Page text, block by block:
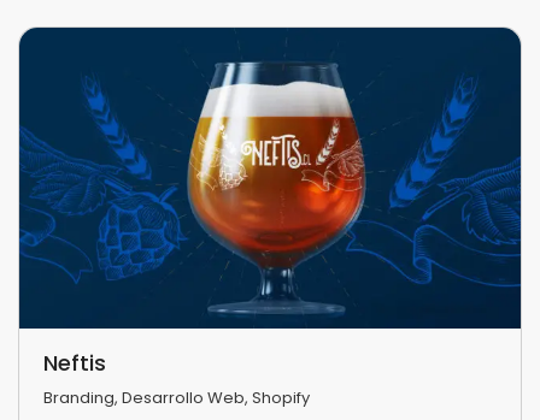
Neftis
Branding, Desarrollo Web, Shopify